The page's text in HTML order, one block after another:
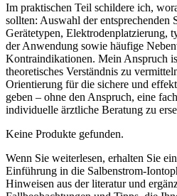
Im praktischen Teil schildere ich,
sollten: Auswahl der ‌entsprechenden
Gerätetypen, ​Elektrodenplatzierung,
der ⁢Anwendung sowie häufige
Kontraindikationen. ⁤Mein Anspruch
theoretisches Verständnis zu
Orientierung⁣ für die sichere und
⁤geben⁢ – ohne ‌den Anspruch, eine
individuelle ärztliche Beratung‍ zu
Keine Produkte gefunden.
Wenn Sie ‌weiterlesen, erhalten Sie
Einführung in⁢ die
Hinweisen aus der ​literatur und